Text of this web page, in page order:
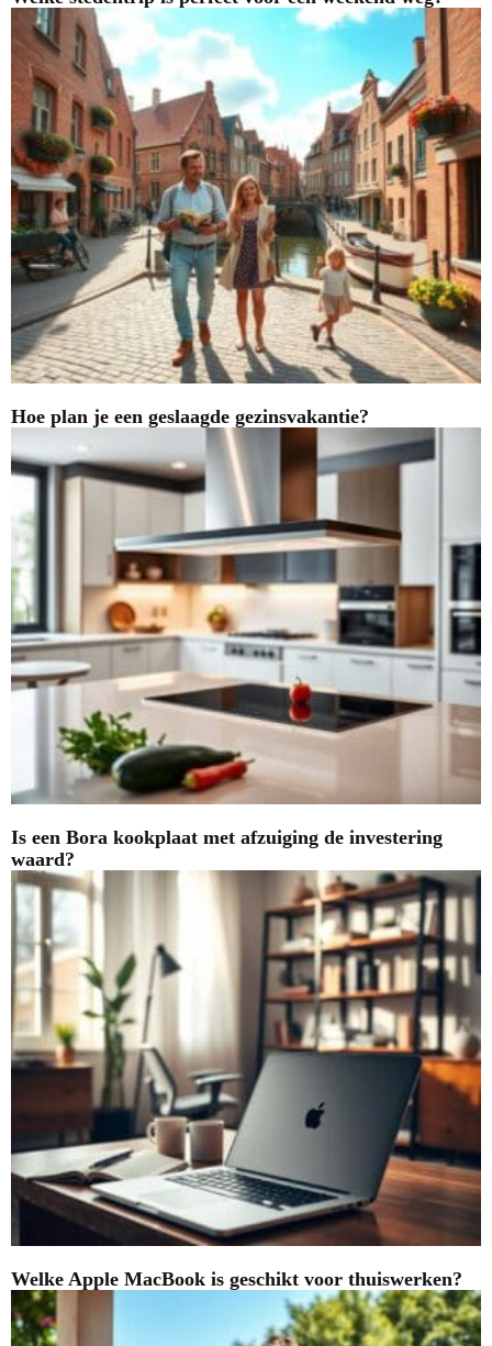
Hoe plan je een geslaagde gezinsvakantie?
Is een Bora kookplaat met afzuiging de investering
waard?
Welke Apple MacBook is geschikt voor thuiswerken?